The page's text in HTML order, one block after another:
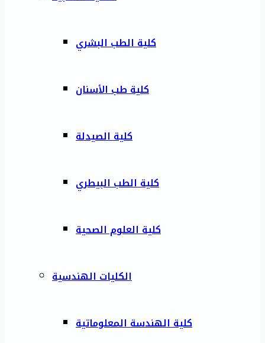
كلية الطب البشري
كلية طب الأسنان
كلية الصيدلة
كلية الطب البيطري
كلية العلوم الصحية
الكليات الهندسية
كلية الهندسة المعلوماتية